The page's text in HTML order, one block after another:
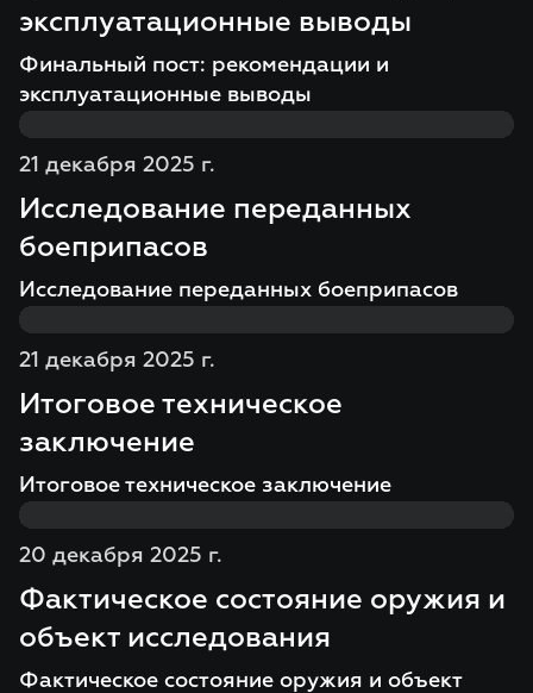
эксплуатационные выводы
Финальный пост: рекомендации и
эксплуатационные выводы
21 декабря 2025 г.
Исследование переданных
боеприпасов
Исследование переданных боеприпасов
21 декабря 2025 г.
Итоговое техническое
заключение
Итоговое техническое заключение
20 декабря 2025 г.
Фактическое состояние оружия и
объект исследования
Фактическое состояние оружия и объект